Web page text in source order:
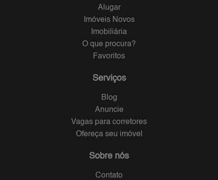
Alugar
Imóveis Novos
Imobiliária
O que procura?
Favoritos
Serviços
Blog
Anuncie
Vagas para corretores
Ofereça seu imóvel
Sobre nós
Contato